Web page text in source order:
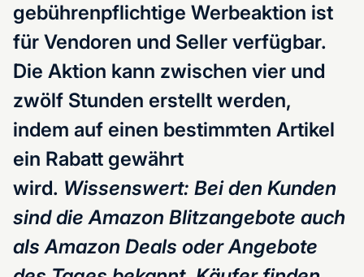
gebührenpflichtige Werbeaktion ist
für Vendoren und Seller verfügbar.
Die Aktion kann zwischen vier und
zwölf Stunden erstellt werden,
indem auf einen bestimmten Artikel
ein Rabatt gewährt
wird. Wissenswert: Bei den Kunden
sind die Amazon Blitzangebote auch
als Amazon Deals oder Angebote